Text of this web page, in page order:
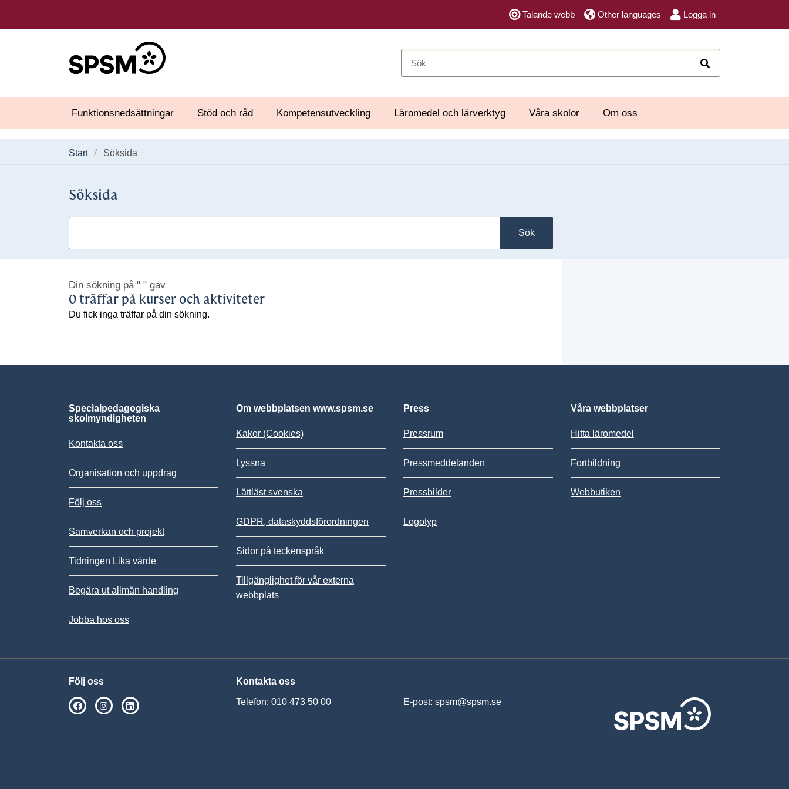
Talande webb Other languages Logga in
Funktionsnedsättningar Stöd och råd Kompetensutveckling Läromedel och lärverktyg Våra skolor Om oss
Start Söksida
Söksida
Sök
Din sökning på " " gav
0 träffar på kurser och aktiviteter
Du fick inga träffar på din sökning.
Specialpedagogiska
skolmyndigheten
Kontakta oss
Organisation och uppdrag
Följ oss
Samverkan och projekt
Tidningen Lika värde
Begära ut allmän handling
Jobba hos oss
Om webbplatsen www.spsm.se
Kakor (Cookies)
Lyssna
Lättläst svenska
GDPR, dataskyddsförordningen
Sidor på teckenspråk
Tillgänglighet för vår externa
webbplats
Press
Pressrum
Pressmeddelanden
Pressbilder
Logotyp
Våra webbplatser
Hitta läromedel
Fortbildning
Webbutiken
Följ oss
SPSM på Facebook
SPSM på Instagram
Kontakta oss
Telefon: 010 473 50 00 E-post: spsm@spsm.se